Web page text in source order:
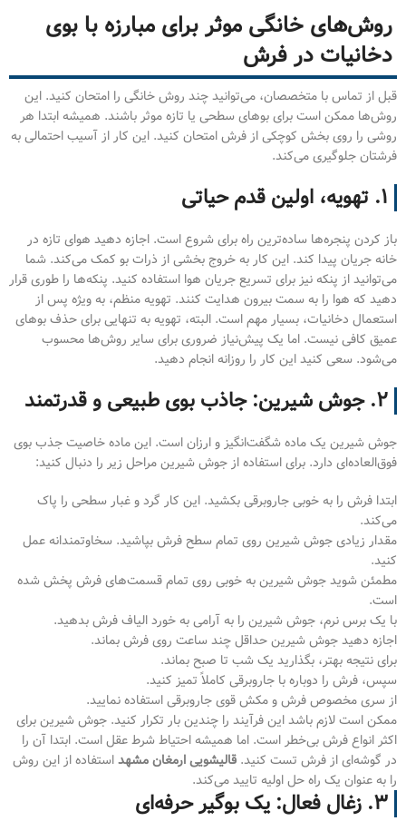
روش‌های خانگی موثر برای مبارزه با بوی
دخانیات در فرش
قبل از تماس با متخصصان، می‌توانید چند روش خانگی را امتحان کنید. این
روش‌ها ممکن است برای بوهای سطحی یا تازه موثر باشند. همیشه ابتدا هر
روشی را روی بخش کوچکی از فرش امتحان کنید. این کار از آسیب احتمالی به
فرشتان جلوگیری می‌کند.
۱. تهویه، اولین قدم حیاتی
باز کردن پنجره‌ها ساده‌ترین راه برای شروع است. اجازه دهید هوای تازه در
خانه جریان پیدا کند. این کار به خروج بخشی از ذرات بو کمک می‌کند. شما
می‌توانید از پنکه نیز برای تسریع جریان هوا استفاده کنید. پنکه‌ها را طوری قرار
دهید که هوا را به سمت بیرون هدایت کنند. تهویه منظم، به ویژه پس از
استعمال دخانیات، بسیار مهم است. البته، تهویه به تنهایی برای حذف بوهای
عمیق کافی نیست. اما یک پیش‌نیاز ضروری برای سایر روش‌ها محسوب
می‌شود. سعی کنید این کار را روزانه انجام دهید.
۲. جوش شیرین: جاذب بوی طبیعی و قدرتمند
جوش شیرین یک ماده شگفت‌انگیز و ارزان است. این ماده خاصیت جذب بوی
فوق‌العاده‌ای دارد. برای استفاده از جوش شیرین مراحل زیر را دنبال کنید:
ابتدا فرش را به خوبی جاروبرقی بکشید. این کار گرد و غبار سطحی را پاک
می‌کند.
مقدار زیادی جوش شیرین روی تمام سطح فرش بپاشید. سخاوتمندانه عمل
کنید.
مطمئن شوید جوش شیرین به خوبی روی تمام قسمت‌های فرش پخش شده
است.
با یک برس نرم، جوش شیرین را به آرامی به خورد الیاف فرش بدهید.
اجازه دهید جوش شیرین حداقل چند ساعت روی فرش بماند.
برای نتیجه بهتر، بگذارید یک شب تا صبح بماند.
سپس، فرش را دوباره با جاروبرقی کاملاً تمیز کنید.
از سری مخصوص فرش و مکش قوی جاروبرقی استفاده نمایید.
ممکن است لازم باشد این فرآیند را چندین بار تکرار کنید. جوش شیرین برای
اکثر انواع فرش بی‌خطر است. اما همیشه احتیاط شرط عقل است. ابتدا آن را
در گوشه‌ای از فرش تست کنید. قالیشویی ارمغان مشهداستفاده از این روش
را به عنوان یک راه حل اولیه تایید می‌کند.
۳. زغال فعال: یک بوگیر حرفه‌ای